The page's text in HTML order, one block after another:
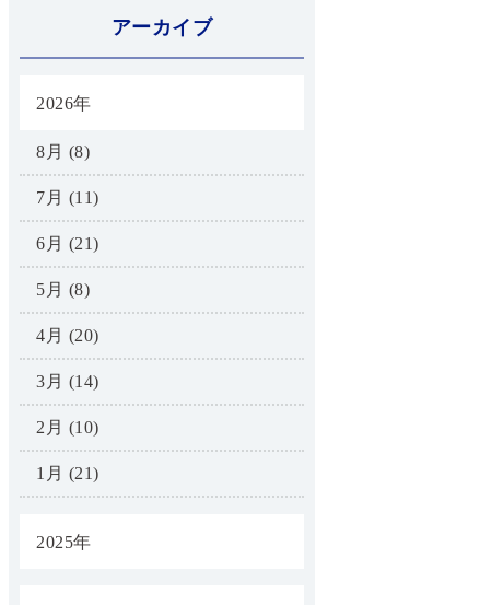
アーカイブ
2026年
8月 (8)
7月 (11)
6月 (21)
5月 (8)
4月 (20)
3月 (14)
2月 (10)
1月 (21)
2025年